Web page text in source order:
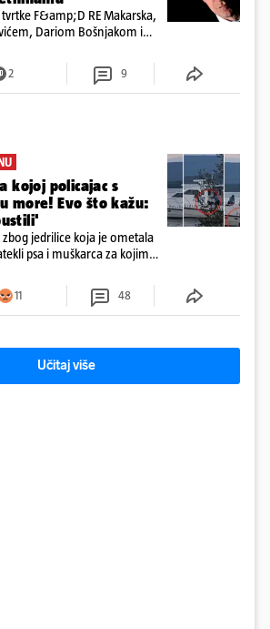
F&amp;D RE Makarska,
Dariom Bošnjakom i
a od osnutka nema
2 9
kojoj policajac s
more! Evo što kažu:
jedrilice koja je ometala
psa i muškarca za kojim
komunalni redar
11 48
Učitaj više